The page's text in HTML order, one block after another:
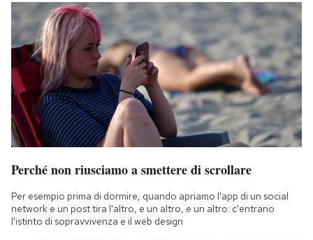
Perché non riusciamo a smettere di scrollare
Per esempio prima di dormire, quando apriamo l'app di un social
network e un post tira l'altro, e un altro, e un altro: c'entrano
l'istinto di sopravvivenza e il web design